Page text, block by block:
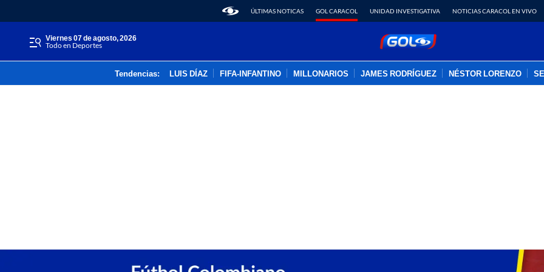
ÚLTIMAS NOTICAS GOL CARACOL UNIDAD INVESTIGATIVA NOTICIAS CARACOL EN VIVO
viernes 07 de agosto, 2026
Todo en Deportes
Tendencias: LUIS DÍAZ FIFA-INFANTINO MILLONARIOS JAMES RODRÍGUEZ NÉSTOR LORENZO